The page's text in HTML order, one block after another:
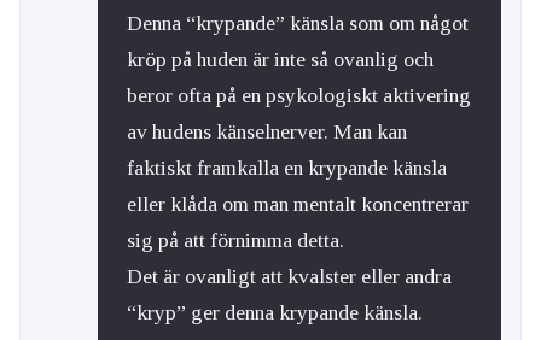
Denna “krypande” känsla som om något
kröp på huden är inte så ovanlig och
beror ofta på en psykologiskt aktivering
av hudens känselnerver. Man kan
faktiskt framkalla en krypande känsla
eller klåda om man mentalt koncentrerar
sig på att förnimma detta.
Det är ovanligt att kvalster eller andra
“kryp” ger denna krypande känsla.